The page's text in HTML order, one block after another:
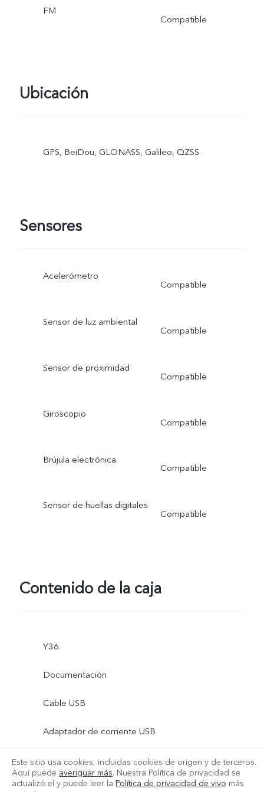
FM
Compatible
Ubicación
GPS, BeiDou, GLONASS, Galileo, QZSS
Sensores
Acelerómetro
Compatible
Sensor de luz ambiental
Compatible
Sensor de proximidad
Compatible
Giroscopio
Compatible
Brújula electrónica
Compatible
Sensor de huellas digitales
Compatible
Contenido de la caja
Y36
Documentación
Cable USB
Adaptador de corriente USB
Herramienta para extracción
Funda de teléfono
Más
Este sitio usa cookies, incluidas cookies de origen y de terceros.
Aquí puede averiguar más. Nuestra Política de privacidad se
actualizó el y puede leer la Política de privacidad de vivo más